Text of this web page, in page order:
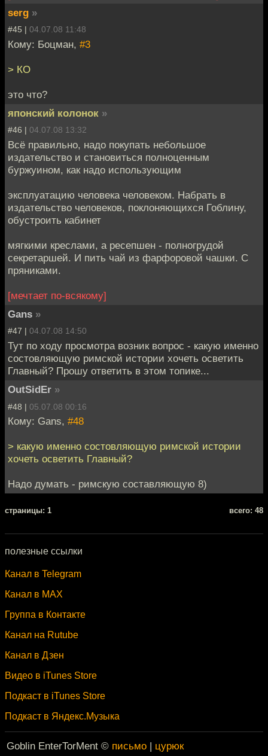
serg »
#45 | 04.07.08 11:48
Кому: Боцман, #3
> КО
это что?
японский колонок »
#46 | 04.07.08 13:32
Всё правильно, надо покупать небольшое
издательство и становиться полноценным
буржуином, как надо использующим
эксплуатацию человека человеком. Набрать в
издательство человеков, поклоняющихся Гоблину,
обустроить кабинет
мягкими креслами, а ресепшен - полногрудой
секретаршей. И пить чай из фарфоровой чашки. С
пряниками.
[мечтает по-всякому]
Gans »
#47 | 04.07.08 14:50
Тут по ходу просмотра возник вопрос - какую именно
состовляющую римской истории хочеть осветить
Главный? Прошу ответить в этом топике...
OutSidEr »
#48 | 05.07.08 00:16
Кому: Gans, #48
> какую именно состовляющую римской истории
хочеть осветить Главный?
Надо думать - римскую составляющую 8)
cтраницы: 1 всего: 48
полезные ссылки
Канал в Telegram
Канал в MAX
Группа в Контакте
Канал на Rutube
Канал в Дзен
Видео в iTunes Store
Подкаст в iTunes Store
Подкаст в Яндекс.Музыка
Goblin EnterTorMent © письмо | цурюк